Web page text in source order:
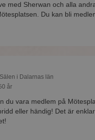
med Sherwan och alla
Du kan bli
i Dalarnas län
år
du vara medlem på
eller händig! Det är